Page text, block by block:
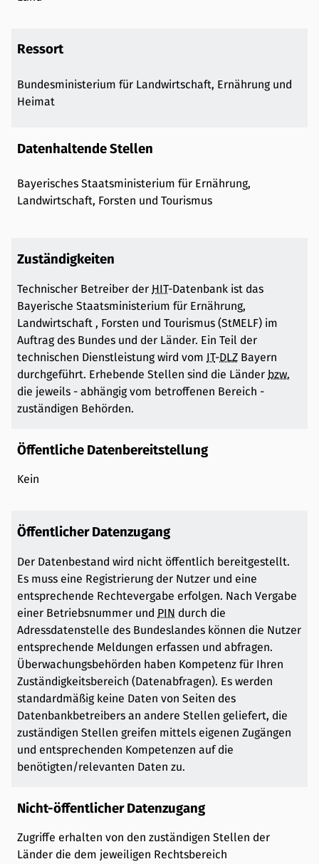
Ressort
Bundesministerium für Landwirtschaft, Ernährung und
Heimat
Datenhaltende Stellen
Bayerisches Staatsministerium für Ernährung,
Landwirtschaft, Forsten und Tourismus
Zuständigkeiten
Technischer Betreiber der HIT-Datenbank ist das
Bayerische Staatsministerium für Ernährung,
Landwirtschaft , Forsten und Tourismus (StMELF) im
Auftrag des Bundes und der Länder. Ein Teil der
technischen Dienstleistung wird vom IT-DLZ Bayern
durchgeführt. Erhebende Stellen sind die Länder bzw.
die jeweils - abhängig vom betroffenen Bereich -
zuständigen Behörden.
Öffentliche Datenbereitstellung
Kein
Öffentlicher Datenzugang
Der Datenbestand wird nicht öffentlich bereitgestellt.
Es muss eine Registrierung der Nutzer und eine
entsprechende Rechtevergabe erfolgen. Nach Vergabe
einer Betriebsnummer und PIN durch die
Adressdatenstelle des Bundeslandes können die Nutzer
entsprechende Meldungen erfassen und abfragen.
Überwachungsbehörden haben Kompetenz für Ihren
Zuständigkeitsbereich (Datenabfragen). Es werden
standardmäßig keine Daten von Seiten des
Datenbankbetreibers an andere Stellen geliefert, die
zuständigen Stellen greifen mittels eigenen Zugängen
und entsprechenden Kompetenzen auf die
benötigten/relevanten Daten zu.
Nicht-öffentlicher Datenzugang
Zugriffe erhalten von den zuständigen Stellen der
Länder die dem jeweiligen Rechtsbereich